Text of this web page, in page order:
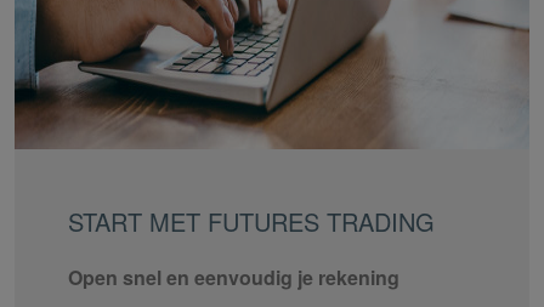
START MET FUTURES TRADING
Open snel en eenvoudig je rekening